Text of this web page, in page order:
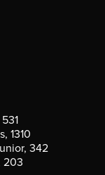
1310
342
203